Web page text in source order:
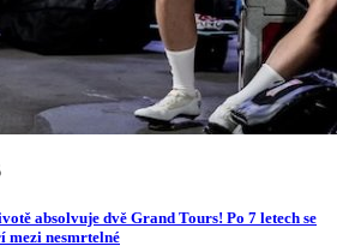
absolvuje dvě Grand Tours! Po 7 letech se
mezi nesmrtelné